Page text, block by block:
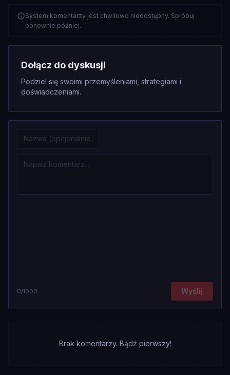
System komentarzy jest chwilowo niedostępny. Spróbuj
ponownie później.
Dołącz do dyskusji
Podziel się swoimi przemyśleniami, strategiami i
doświadczeniami.
0/1000 Wyślij
Brak komentarzy. Bądź pierwszy!